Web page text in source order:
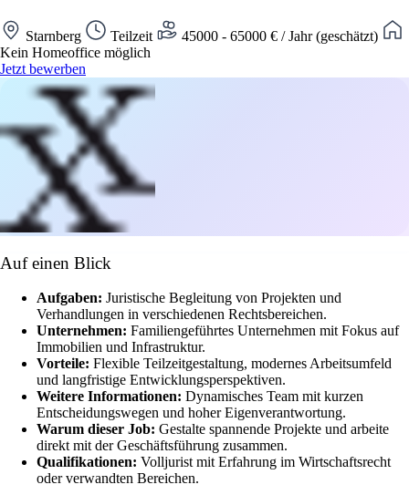
Starnberg Teilzeit
45000 - 65000 € / Jahr (geschätzt)
Kein Homeoffice möglich
Jetzt bewerben
Auf einen Blick
Aufgaben: Juristische Begleitung von Projekten und
Verhandlungen in verschiedenen Rechtsbereichen.
Unternehmen: Familiengeführtes Unternehmen mit Fokus auf
Immobilien und Infrastruktur.
Vorteile: Flexible Teilzeitgestaltung, modernes Arbeitsumfeld
und langfristige Entwicklungsperspektiven.
Weitere Informationen: Dynamisches Team mit kurzen
Entscheidungswegen und hoher Eigenverantwortung.
Warum dieser Job: Gestalte spannende Projekte und arbeite
direkt mit der Geschäftsführung zusammen.
Qualifikationen: Volljurist mit Erfahrung im Wirtschaftsrecht
oder verwandten Bereichen.